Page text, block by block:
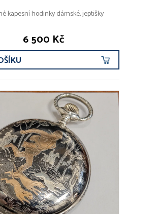
kapesní hodinky dámské, jeptišky
6 500 Kč